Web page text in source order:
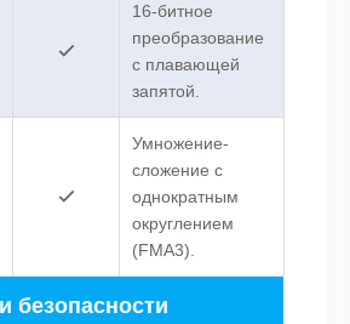
16-битное
преобразование
с плавающей
запятой.
Умножение-
сложение с
однократным
округлением
(FMA3).
безопасности